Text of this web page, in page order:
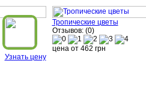
Узнать цену
Тропические цветы
Отзывов: (0)
цена от 462 грн